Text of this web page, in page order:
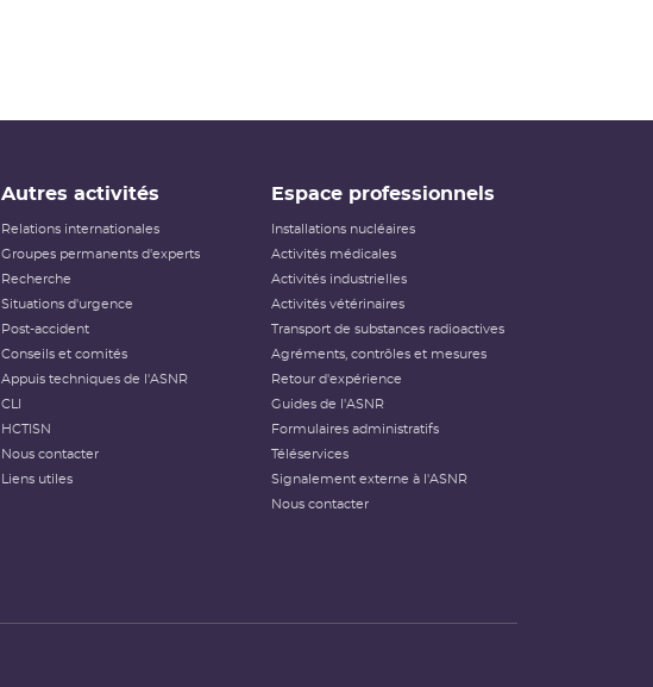
Autres activités
Relations internationales
Groupes permanents d'experts
Recherche
Situations d'urgence
Post-accident
Conseils et comités
Appuis techniques de l'ASNR
CLI
HCTISN
Nous contacter
Liens utiles
Espace professionnels
Installations nucléaires
Activités médicales
Activités industrielles
Activités vétérinaires
Transport de substances radioactives
Agréments, contrôles et mesures
Retour d'expérience
Guides de l'ASNR
Formulaires administratifs
Téléservices
Signalement externe à l'ASNR
Nous contacter